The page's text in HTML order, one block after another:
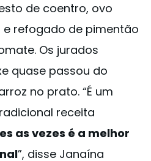
de coentro, ovo
refogado de pimentão
Os jurados
quase passou do
no prato. “É um
receita
as vezes é a melhor
”, disse Janaína